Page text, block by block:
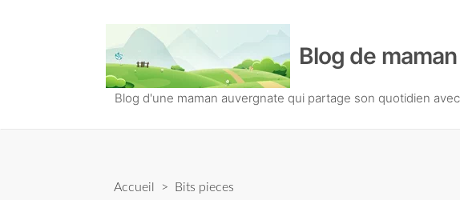
c
Blog de
Blog d'une maman auvergnate qui partage son quotidien
Accueil > Bits pieces